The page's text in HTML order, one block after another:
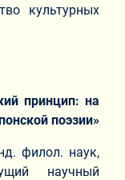
культурных
принцип: на
поэзии»
филол. наук,
научный